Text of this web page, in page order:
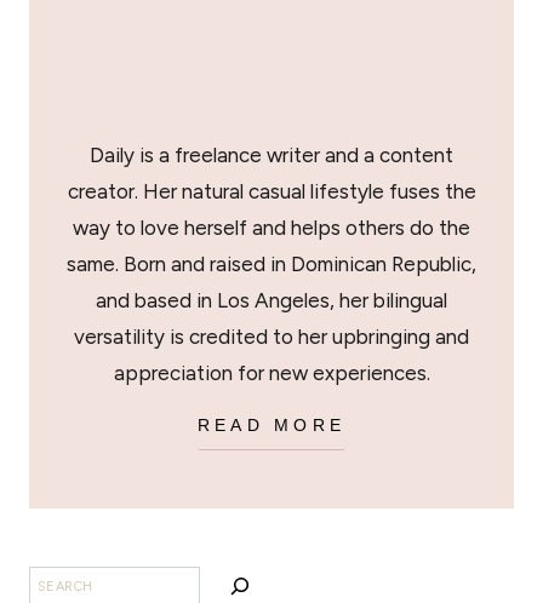
Daily is a freelance writer and a content
creator. Her natural casual lifestyle fuses the
way to love herself and helps others do the
same. Born and raised in Dominican Republic,
and based in Los Angeles, her bilingual
versatility is credited to her upbringing and
appreciation for new experiences.
READ MORE